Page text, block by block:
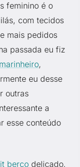
feminino é o
com tecidos
mais pedidos
passada eu fiz
,
eu desse
outras
a
esse conteúdo
berço delicado,